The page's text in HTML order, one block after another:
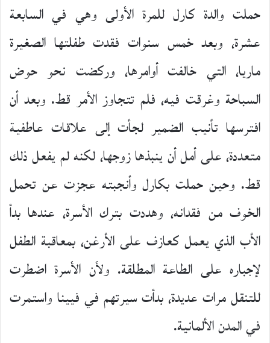
حملت والدة كارل للمرة الأولى وهي في السابعة
عشرة، وبعد خمس سنوات فقدت طفلتها الصغيرة
ماريا، التي خالفت أوامرها، وركضت نحو حوض
السباحة وغرقت فيه، فلم تتجاوز الأمر قط. وبعد أن
افترسها تأنيب الضمير لجأت إلى علاقات عاطفية
متعددة، على أمل أن ينبذها زوجها، لكنه لم يفعل ذلك
قط. وحين حملت بكارل وأنجبته عجزت عن تحمل
الخوف من فقدانه، وهددت بترك الأسرة، عندها بدأ
الأب الذي يعمل كعازف على الأرغن، بمعاقبة الطفل
لإجباره على الطاعة المطلقة. ولأن الأسرة اضطرت
للتنقل مرات عديدة، بدأت سيرتهم في فيينا واستمرت
في المدن الألمانية.